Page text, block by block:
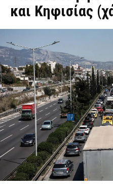
και Κηφισίας